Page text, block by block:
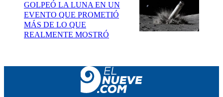
GOLPEÓ LA LUNA EN UN
EVENTO QUE PROMETIÓ
MÁS DE LO QUE
REALMENTE MOSTRÓ